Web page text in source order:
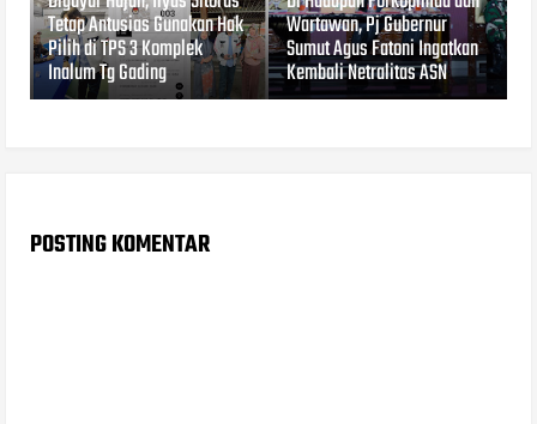
Tetap Antusias Gunakan Hak
Pilih di TPS 3 Komplek
Inalum Tg Gading
Wartawan, Pj Gubernur
Sumut Agus Fatoni Ingatkan
Kembali Netralitas ASN
POSTING KOMENTAR